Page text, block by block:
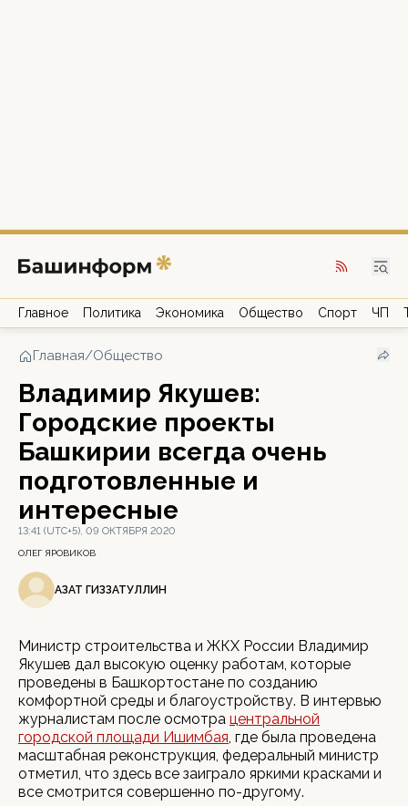
Главное Политика Экономика Общество Спорт ЧП
Главная/Общество
Владимир Якушев:
Городские проекты
Башкирии всегда очень
подготовленные и
интересные
13:41 (UTC+5), 09 ОКТЯБРЯ 2020
ОЛЕГ ЯРОВИКОВ
АЗАТ ГИЗЗАТУЛЛИН
Министр строительства и ЖКХ России Владимир
Якушев дал высокую оценку работам, которые
проведены в Башкортостане по созданию
комфортной среды и благоустройству. В интервью
журналистам после осмотра центральной
городской площади Ишимбая, где была проведена
масштабная реконструкция, федеральный министр
отметил, что здесь все заиграло яркими красками и
все смотрится совершенно по-другому.